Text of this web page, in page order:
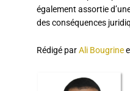
également assortie
des conséquences
Rédigé parAli Bougrine